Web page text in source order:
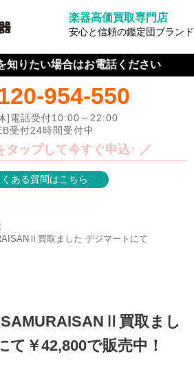
楽器高価買取専門店
安心と信頼の鑑定団ブランド
知りたい場合はお電話ください
954-550
]電話受付10:00～22:00
受付24時間受付中
タップして今すぐ申込↑ ／
くある質問はこちら
買取ました デジマートにて
買取まし
て￥42,800で販売中！